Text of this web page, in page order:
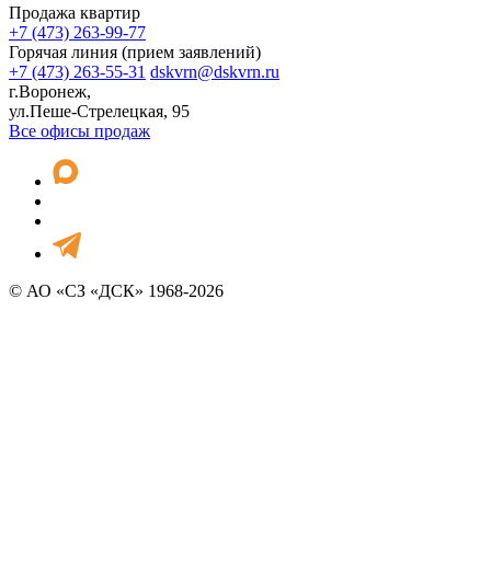
Продажа квартир
+7 (473) 263-99-77
Горячая линия (прием заявлений)
+7 (473) 263-55-31 dskvrn@dskvrn.ru
г.Воронеж,
ул.Пеше-Стрелецкая, 95
Все офисы продаж
© АО «СЗ «ДСК» 1968-2026